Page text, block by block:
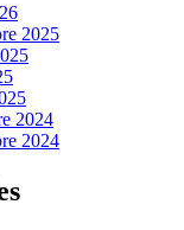
2025
2024
2024